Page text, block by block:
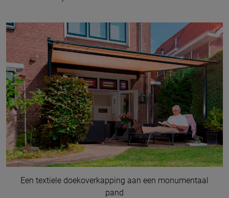
Een textiele doekoverkapping aan een monumentaal
pand